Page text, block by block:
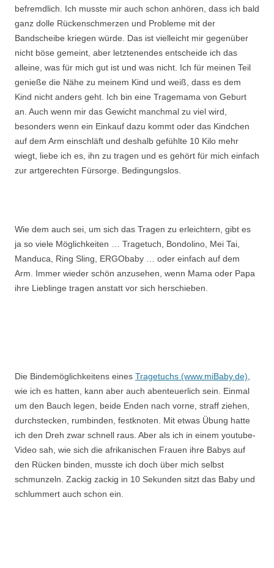
befremdlich. Ich musste mir auch schon anhören, dass ich bald
ganz dolle Rückenschmerzen und Probleme mit der
Bandscheibe kriegen würde. Das ist vielleicht mir gegenüber
nicht böse gemeint, aber letztenendes entscheide ich das
alleine, was für mich gut ist und was nicht. Ich für meinen Teil
genieße die Nähe zu meinem Kind und weiß, dass es dem
Kind nicht anders geht. Ich bin eine Tragemama von Geburt
an. Auch wenn mir das Gewicht manchmal zu viel wird,
besonders wenn ein Einkauf dazu kommt oder das Kindchen
auf dem Arm einschläft und deshalb gefühlte 10 Kilo mehr
wiegt, liebe ich es, ihn zu tragen und es gehört für mich einfach
zur artgerechten Fürsorge. Bedingungslos.
Wie dem auch sei, um sich das Tragen zu erleichtern, gibt es
ja so viele Möglichkeiten … Tragetuch, Bondolino, Mei Tai,
Manduca, Ring Sling, ERGObaby … oder einfach auf dem
Arm. Immer wieder schön anzusehen, wenn Mama oder Papa
ihre Lieblinge tragen anstatt vor sich herschieben.
Die Bindemöglichkeitens eines Tragetuchs (www.miBaby.de)
wie ich es hatten, kann aber auch abenteuerlich sein. Einmal
um den Bauch legen, beide Enden nach vorne, straff ziehen,
durchstecken, rumbinden, festknoten. Mit etwas Übung hatte
ich den Dreh zwar schnell raus. Aber als ich in einem youtube-
Video sah, wie sich die afrikanischen Frauen ihre Babys auf
den Rücken binden, musste ich doch über mich selbst
schmunzeln. Zackig zackig in 10 Sekunden sitzt das Baby und
schlummert auch schon ein.